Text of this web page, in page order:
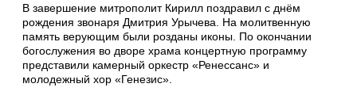
В завершение митрополит Кирилл поздравил с днём
рождения звонаря Дмитрия Урычева. На молитвенную
память верующим были розданы иконы. По окончании
богослужения во дворе храма концертную программу
представили камерный оркестр «Ренессанс» и
молодежный хор «Генезис».